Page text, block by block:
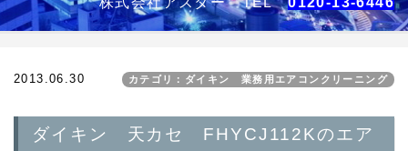
2013.06.30 カテゴリ：ダイキン 業務用エアコンクリーニング
ダイキン 天カセ FHYCJ112Kのエア